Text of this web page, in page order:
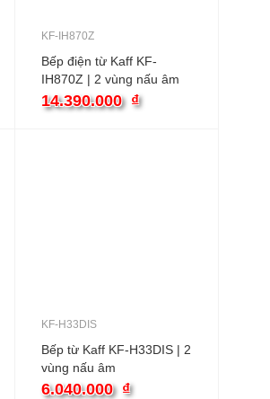
KF-IH870Z
Bếp điện từ Kaff KF-
IH870Z | 2 vùng nấu âm
14.390.000 ₫
KF-H33DIS
Bếp từ Kaff KF-H33DIS | 2
vùng nấu âm
6.040.000 ₫